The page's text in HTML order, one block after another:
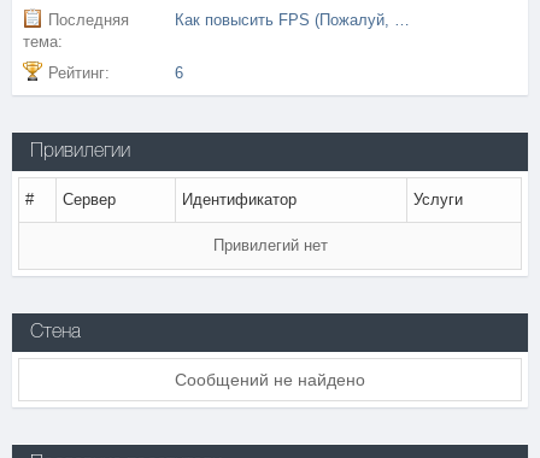
Последняя
тема:
Как повысить FPS (Пожалуй, лучшее обучающее видео)
Рейтинг: 6
Привилегии
# Сервер Идентификатор Услуги
Привилегий нет
Стена
Сообщений не найдено